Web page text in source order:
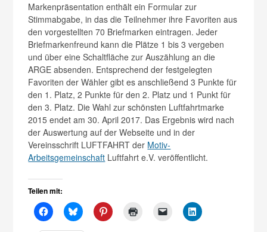
Markenpräsentation enthält ein Formular zur
Stimmabgabe, in das die Teilnehmer ihre Favoriten aus
den vorgestellten 70 Briefmarken eintragen. Jeder
Briefmarkenfreund kann die Plätze 1 bis 3 vergeben
und über eine Schaltfläche zur Auszählung an die
ARGE absenden. Entsprechend der festgelegten
Favoriten der Wähler gibt es anschließend 3 Punkte für
den 1. Platz, 2 Punkte für den 2. Platz und 1 Punkt für
den 3. Platz. Die Wahl zur schönsten Luftfahrtmarke
2015 endet am 30. April 2017. Das Ergebnis wird nach
der Auswertung auf der Webseite und in der
Vereinsschrift LUFTFAHRT der Motiv-
Arbeitsgemeinschaft Luftfahrt e.V. veröffentlicht.
Teilen mit: